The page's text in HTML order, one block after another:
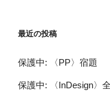
最近の投稿
保護中: 〈PP〉宿題
保護中: 〈InDesign〉